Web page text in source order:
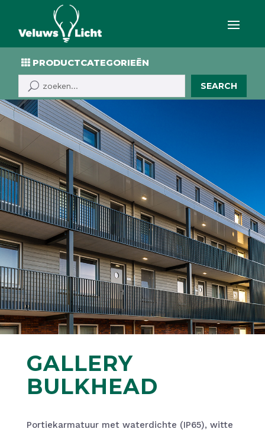
PRODUCTCATEGORIEËN
SEARCH
GALLERY
BULKHEAD
Portiekarmatuur met waterdichte (IP65), witte